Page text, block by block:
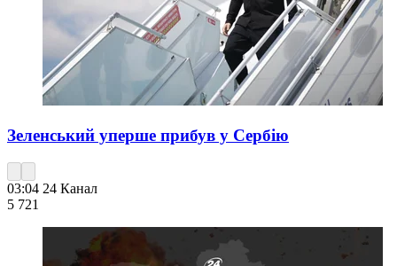
Зеленський уперше прибув у Сербію
03:04 24 Канал
5 721